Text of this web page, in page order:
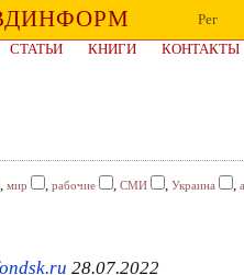
Рег
СТАТЬИ КНИГИ КОНТАКТЫ
, мир , рабочие , СМИ , Украина ,
28.07.2022